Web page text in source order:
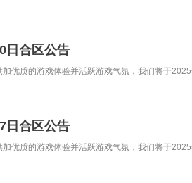
日合区公告
日合区公告